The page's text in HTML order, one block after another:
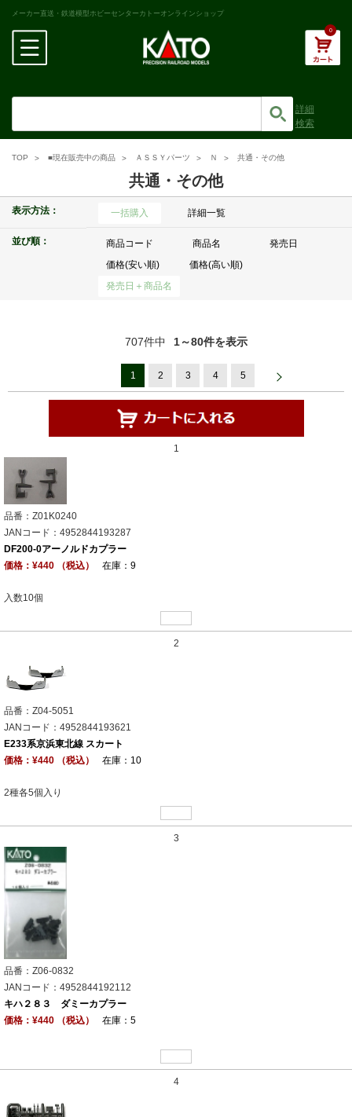
メーカー直送・鉄道模型ホビーセンターカトーオンラインショップ
0
詳細
検索
TOP ■現在販売中の商品 ＡＳＳＹパーツ Ｎ 共通・その他
共通・その他
表示方法： 一括購入 詳細一覧
並び順： 商品コード 商品名
発売日
価格(安い順)
価格(高い順)
発売日＋商品名
707件中 1～80件を表示
1 2 3 4 5
1
品番：Z01K0240
JANコード：4952844193287
DF200-0アーノルドカプラー
価格：¥440 （税込）
在庫：9
入数10個
2
品番：Z04-5051
JANコード：4952844193621
E233系京浜東北線 スカート
価格：¥440 （税込）
在庫：10
2種各5個入り
3
品番：Z06-0832
JANコード：4952844192112
キハ２８３ ダミーカプラー
価格：¥440 （税込）
在庫：5
4